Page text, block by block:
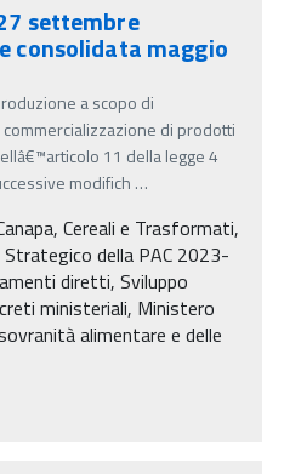
settembre
consolidata maggio
a scopo di
di prodotti
11 della legge 4
modifich …
Cereali e Trasformati,
della PAC 2023-
diretti, Sviluppo
ministeriali, Ministero
alimentare e delle